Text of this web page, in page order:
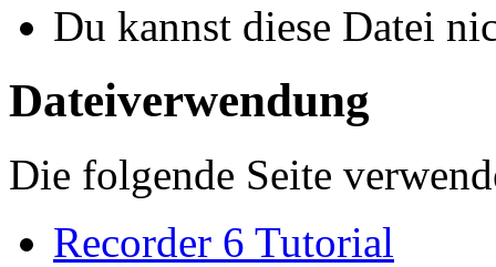
Du kannst diese Datei
Dateiverwendung
Die folgende Seite
Recorder 6 Tutorial